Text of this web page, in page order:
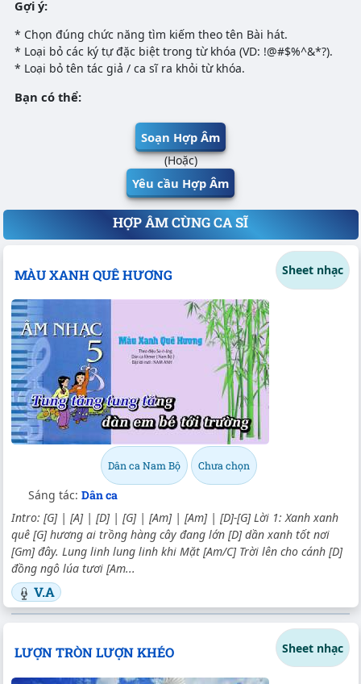
Gợi ý:
* Chọn đúng chức năng tìm kiếm theo tên Bài hát.
* Loại bỏ các ký tự đặc biệt trong từ khóa (VD: !@#$%^&*?).
* Loại bỏ tên tác giả / ca sĩ ra khỏi từ khóa.
Bạn có thể:
Soạn Hợp Âm
(Hoặc)
Yêu cầu Hợp Âm
HỢP ÂM CÙNG CA SĨ
MÀU XANH QUÊ HƯƠNG Sheet nhạc
Dân ca Nam Bộ Chưa chọn
Sáng tác: Dân ca
Intro: [G] | [A] | [D] | [G] | [Am] | [Am] | [D]-[G] Lời 1: Xanh xanh
quê [G] hương ai trồng hàng cây đang lớn [D] dần xanh tốt nơi
[Gm] đây. Lung linh lung linh khi Mặt [Am/C] Trời lên cho cánh [D]
đồng ngô lúa tươi [Am...
V.A
LƯỢN TRÒN LƯỢN KHÉO Sheet nhạc